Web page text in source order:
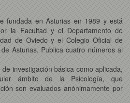
fundada en Asturias en 1989 y está
la Facultad y el Departamento de
de Oviedo y el Colegio Oficial de
Asturias. Publica cuatro números al
investigación básica como aplicada,
ámbito de la Psicología, que
son evaluados anónimamente por